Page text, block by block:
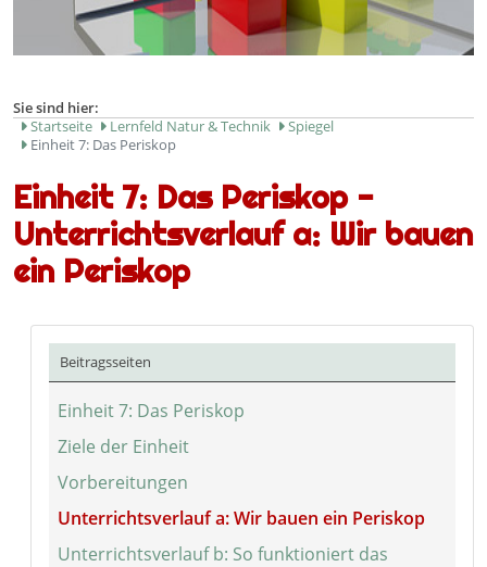
Sie sind hier:
Startseite
Lernfeld Natur & Technik
Spiegel
Einheit 7: Das Periskop
Einheit 7: Das Periskop -
Unterrichtsverlauf a: Wir bauen
ein Periskop
Beitragsseiten
Einheit 7: Das Periskop
Ziele der Einheit
Vorbereitungen
Unterrichtsverlauf a: Wir bauen ein Periskop
Unterrichtsverlauf b: So funktioniert das